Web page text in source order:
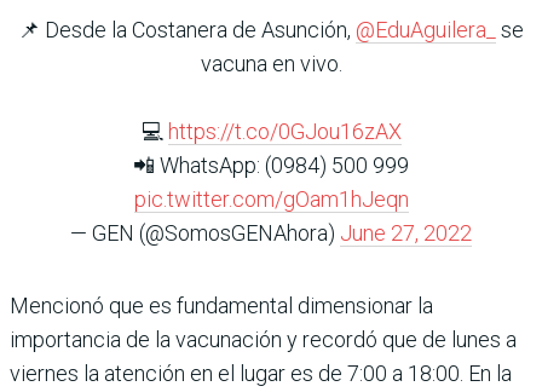
📌 Desde la Costanera de Asunción, @EduAguilera_
se
vacuna en vivo.
💻 https://t.co/0GJou16zAX
📲 WhatsApp: (0984) 500 999
pic.twitter.com/gOam1hJeqn
— GEN (@SomosGENAhora) June 27, 2022
Mencionó que es fundamental dimensionar la
importancia de la vacunación y recordó que de lunes a
viernes la atención en el lugar es de 7:00 a 18:00. En la